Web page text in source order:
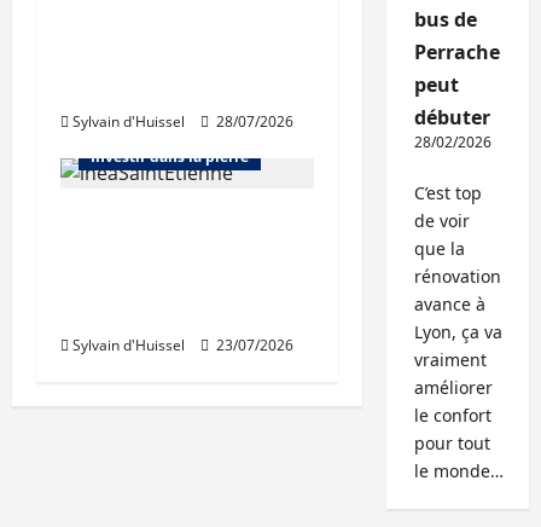
Sylvain d'Huissel 28/07/2026
Bureaux
Immo d'entreprise
Investir dans la pierre
Sylvain d'Huissel 23/07/2026
bus de
Perrache
peut
débuter
28/02/2026
C’est top
de voir
que la
rénovation
avance à
Lyon, ça va
vraiment
améliorer
le confort
pour tout
le monde…